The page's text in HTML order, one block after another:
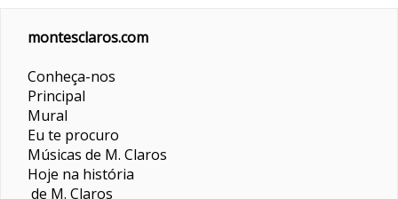
montesclaros.com
Conheça-nos
Principal
Mural
Eu te procuro
Músicas de M. Claros
Hoje na história
de M. Claros